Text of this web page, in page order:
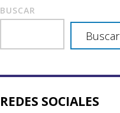
BUSCAR
Buscar
REDES SOCIALES